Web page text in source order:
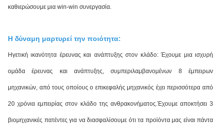
καθιερώσουμε μια win-win συνεργασία.
Η δύναμη μαρτυρεί την ποιότητα:
Ηγετική ικανότητα έρευνας και ανάπτυξης στον κλάδο: Έχουμε μια ισχυρή
ομάδα έρευνας και ανάπτυξης, συμπεριλαμβανομένων 8 έμπειρων
μηχανικών, από τους οποίους ο επικεφαλής μηχανικός έχει περισσότερα από
20 χρόνια εμπειρίας στον κλάδο της ανθρακονήματος.Έχουμε αποκτήσει 3
βιομηχανικές πατέντες για να διασφαλίσουμε ότι τα προϊόντα μας είναι πάντα